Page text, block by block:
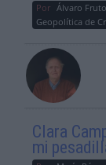
Por Álvaro
Geopolítica de
Clara
mi